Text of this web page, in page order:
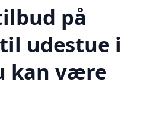
på
udestue i
kan være